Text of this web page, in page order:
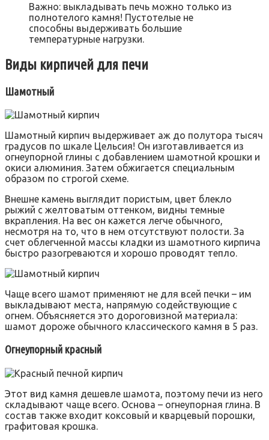
Важно: выкладывать печь можно только из
полнотелого камня! Пустотелые не
способны выдерживать большие
температурные нагрузки.
Виды кирпичей для печи
Шамотный
Шамотный кирпич выдерживает аж до полутора тысяч
градусов по шкале Цельсия! Он изготавливается из
огнеупорной глины с добавлением шамотной крошки и
окиси алюминия. Затем обжигается специальным
образом по строгой схеме.
Внешне камень выглядит пористым, цвет блекло
рыжий с желтоватым оттенком, видны темные
вкрапления. На вес он кажется легче обычного,
несмотря на то, что в нем отсутствуют полости. За
счет облегченной массы кладки из шамотного кирпича
быстро разогреваются и хорошо проводят тепло.
Чаще всего шамот применяют не для всей печки – им
выкладывают места, напрямую содействующие с
огнем. Объясняется это дороговизной материала:
шамот дороже обычного классического камня в 5 раз.
Огнеупорный красный
Этот вид камня дешевле шамота, поэтому печи из него
складывают чаще всего. Основа – огнеупорная глина. В
состав также входит коксовый и кварцевый порошки,
графитовая крошка.